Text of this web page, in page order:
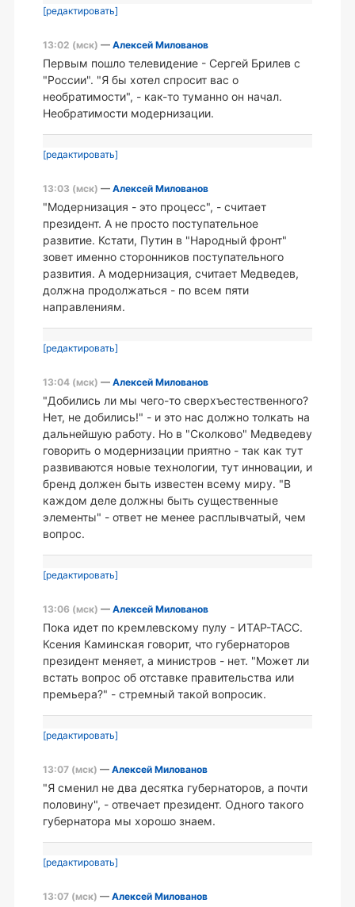
[редактировать]
13:02 (мск) — Алексей Милованов
Первым пошло телевидение - Сергей Брилев с
"России". "Я бы хотел спросит вас о
необратимости", - как-то туманно он начал.
Необратимости модернизации.
[редактировать]
13:03 (мск) — Алексей Милованов
"Модернизация - это процесс", - считает
президент. А не просто поступательное
развитие. Кстати, Путин в "Народный фронт"
зовет именно сторонников поступательного
развития. А модернизация, считает Медведев,
должна продолжаться - по всем пяти
направлениям.
[редактировать]
13:04 (мск) — Алексей Милованов
"Добились ли мы чего-то сверхъестественного?
Нет, не добились!" - и это нас должно толкать на
дальнейшую работу. Но в "Сколково" Медведеву
говорить о модернизации приятно - так как тут
развиваются новые технологии, тут инновации, и
бренд должен быть известен всему миру. "В
каждом деле должны быть существенные
элементы" - ответ не менее расплывчатый, чем
вопрос.
[редактировать]
13:06 (мск) — Алексей Милованов
Пока идет по кремлевскому пулу - ИТАР-ТАСС.
Ксения Каминская говорит, что губернаторов
президент меняет, а министров - нет. "Может ли
встать вопрос об отставке правительства или
премьера?" - стремный такой вопросик.
[редактировать]
13:07 (мск) — Алексей Милованов
"Я сменил не два десятка губернаторов, а почти
половину", - отвечает президент. Одного такого
губернатора мы хорошо знаем.
[редактировать]
13:07 (мск) — Алексей Милованов